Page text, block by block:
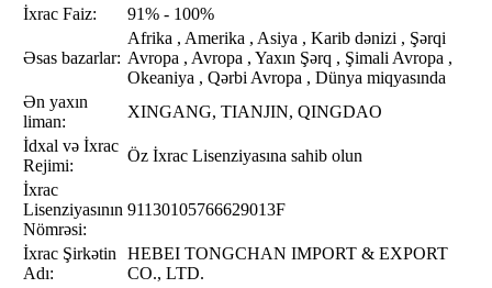
İxrac Faiz: 91% - 100%
Əsas bazarlar:
Afrika , Amerika , Asiya , Karib dənizi , Şərqi
Avropa , Avropa , Yaxın Şərq , Şimali Avropa ,
Okeaniya , Qərbi Avropa , Dünya miqyasında
Ən yaxın
liman:
XINGANG, TIANJIN, QINGDAO
İdxal və İxrac
Rejimi:
Öz İxrac Lisenziyasına sahib olun
İxrac
Lisenziyasının
Nömrəsi:
91130105766629013F
İxrac Şirkətin
Adı:
HEBEI TONGCHAN IMPORT & EXPORT
CO., LTD.